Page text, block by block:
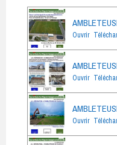
Ouvrir
Ouvrir
Ouvrir